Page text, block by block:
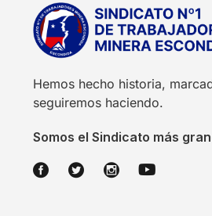
Hemos hecho historia,
seguiremos haciendo.
Somos el Sindicato más